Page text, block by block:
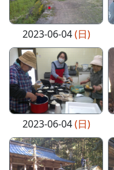
2023-06-04(日)
2023-06-04(日)